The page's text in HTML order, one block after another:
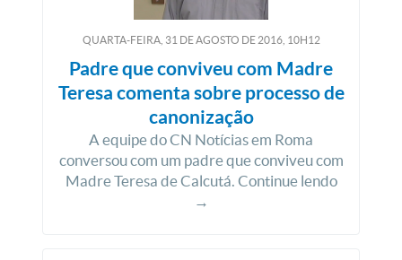
QUARTA-FEIRA, 31 DEAGOSTO DE2016, 10H12
Padre que conviveu com Madre
Teresa comenta sobre processo de
canonização
A equipe do CN Notícias em Roma
conversou com um padre que conviveu com
Madre Teresa de Calcutá. Continue lendo
→